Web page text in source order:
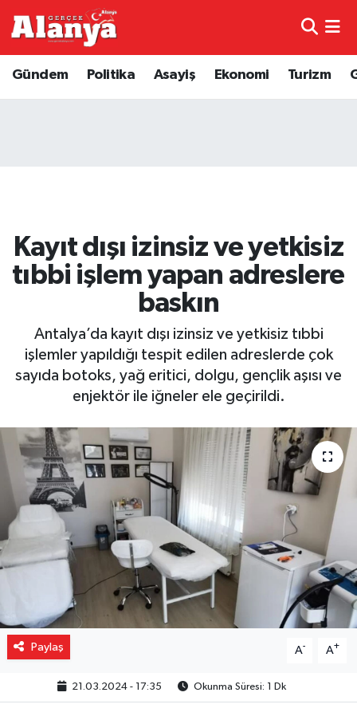
Gündem Politika Asayiş Ekonomi Turizm
Kayıt dışı izinsiz ve yetkisiz
tıbbi işlem yapan adreslere
baskın
Antalya’da kayıt dışı izinsiz ve yetkisiz tıbbi
işlemler yapıldığı tespit edilen adreslerde çok
sayıda botoks, yağ eritici, dolgu, gençlik aşısı ve
enjektör ile iğneler ele geçirildi.
Paylaş A- A+
21.03.2024 - 17:35 Okunma Süresi: 1 Dk
Genel
Diğer
Ekonomi
Gizlilik İlkeleri - Privacy Policy
Güncel
Gündem
Politika
Spor
Turizm
Trafik Durumu
Haber Arşivi